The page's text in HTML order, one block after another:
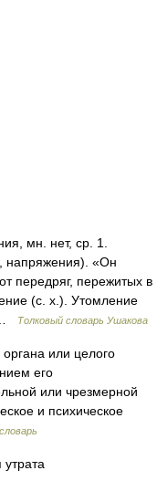
мн. нет, ср. 1.
напряжения). «Он
передряг, пережитых в
(с. х.). Утомление
…
Толковый словарь Ушакова
или целого
его
или чрезмерной
и психическое